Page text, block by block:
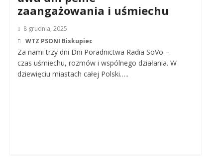
zaangażowania i uśmiechu
8 grudnia, 2025
WTZ PSONI Biskupiec
Za nami trzy dni Dni Poradnictwa Radia SoVo –
czas uśmiechu, rozmów i wspólnego działania. W
dziewięciu miastach całej Polski…..